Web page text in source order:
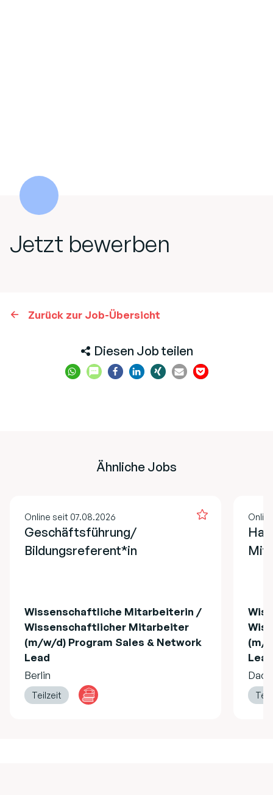
Jetzt bewerben
Zurück zur Job-Übersicht
Diesen Job teilen
Ähnliche Jobs
Online seit 07.08.2026
Geschäftsführung/
Bildungsreferent*in
Wissenschaftliche Mitarbeiterin /
Wissenschaftlicher Mitarbeiter
(m/w/d) Program Sales & Network
Lead
Berlin
Teilzeit
(m/
Lead